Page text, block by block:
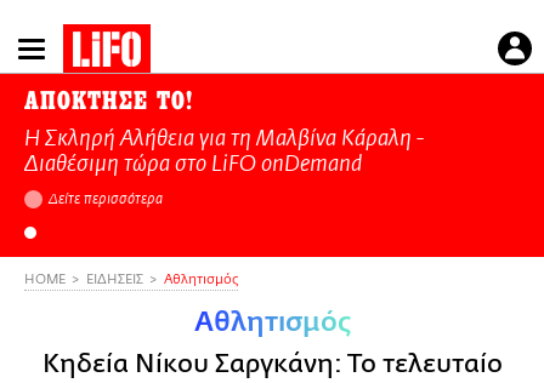
Παράκαμψη
προς
κυρίως
περιεχόμενο
ΑΠΟΚΤΗΣΕ ΤΟ!
Η Σκληρή Αλήθεια για τη Μαλβίνα Κάραλη -
Διαθέσιμη τώρα στo LiFO onDemand
Δείτε περισσότερα
HOME ΕΙΔΗΣΕΙΣ Αθλητισμός
Αθλητισμός
Κηδεία Νίκου Σαργκάνη: Το τελευταίο